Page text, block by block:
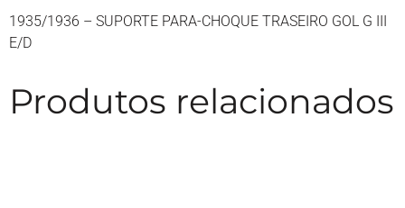
1935/1936 – SUPORTE PARA-CHOQUE TRASEIRO GOL G III
E/D
Produtos relacionados